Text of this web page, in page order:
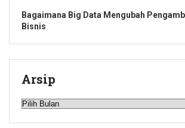
Bagaimana Big Data Mengubah
Bisnis
Arsip
Arsip